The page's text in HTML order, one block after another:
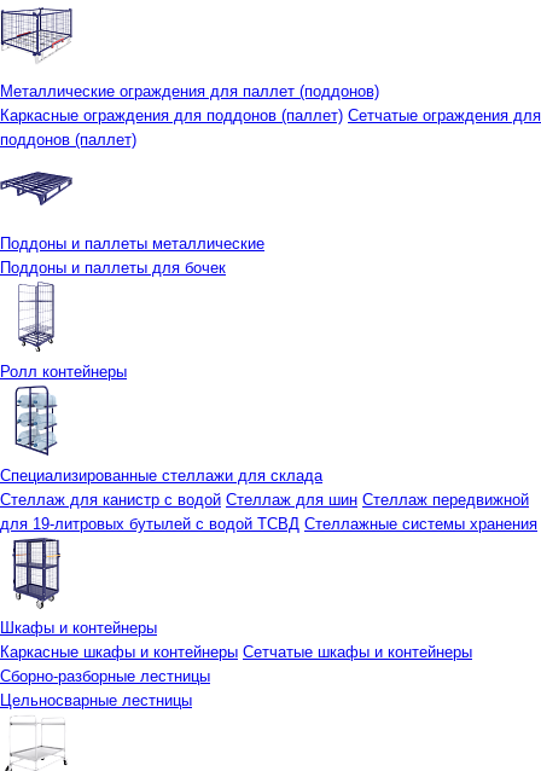
Металлические ограждения для паллет (поддонов)
Каркасные ограждения для поддонов (паллет) Сетчатые ограждения для
поддонов (паллет)
Поддоны и паллеты металлические
Поддоны и паллеты для бочек
Ролл контейнеры
Специализированные стеллажи для склада
Стеллаж для канистр с водой Стеллаж для шин Стеллаж передвижной
для 19-литровых бутылей с водой ТСВД Стеллажные системы хранения
Шкафы и контейнеры
Каркасные шкафы и контейнеры Сетчатые шкафы и контейнеры
Сборно-разборные лестницы
Цельносварные лестницы